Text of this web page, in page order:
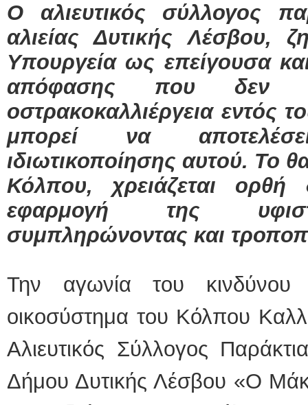
Ο αλιευτικός σύλλογος
αλιείας Δυτικής Λέσβου,
Υπουργεία ως επείγουσα
απόφασης που δεν
οστρακοκαλλιέργεια εντός
μπορεί να
ιδιωτικοποίησης αυτού. Το
Κόλπου, χρειάζεται ορθή
εφαρμογή της
συμπληρώνοντας και
Την αγωνία του
οικοσύστημα του Κόλπου
Αλιευτικός Σύλλογος
Δήμου Δυτικής Λέσβου «Ο